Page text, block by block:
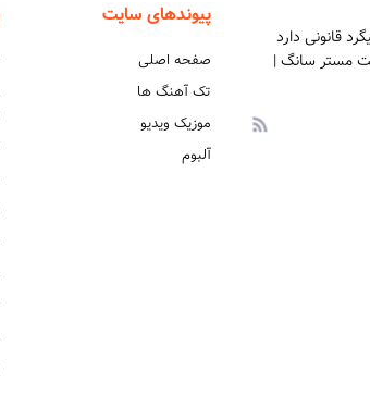
قانونی دارد
مستر سانگ |
پیوندهای سایت
صفحه اصلی
تک آهنگ ها
موزیک ویدیو
آلبوم